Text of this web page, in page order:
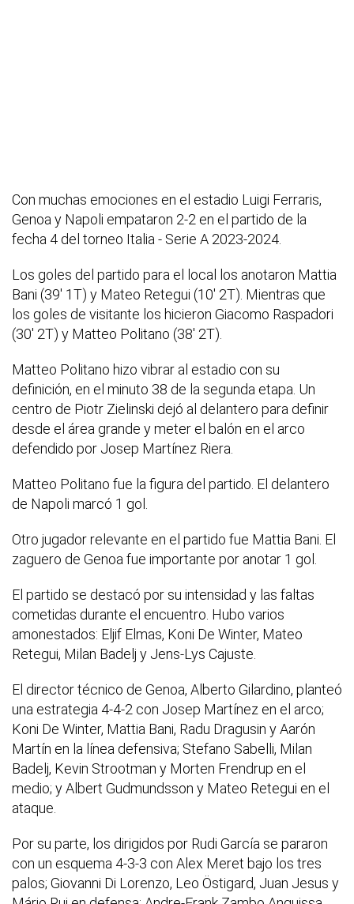
Con muchas emociones en el estadio Luigi Ferraris,
Genoa y Napoli empataron 2-2 en el partido de la
fecha 4 del torneo Italia - Serie A 2023-2024.
Los goles del partido para el local los anotaron Mattia
Bani (39' 1T) y Mateo Retegui (10' 2T). Mientras que
los goles de visitante los hicieron Giacomo Raspadori
(30' 2T) y Matteo Politano (38' 2T).
Matteo Politano hizo vibrar al estadio con su
definición, en el minuto 38 de la segunda etapa. Un
centro de Piotr Zielinski dejó al delantero para definir
desde el área grande y meter el balón en el arco
defendido por Josep Martínez Riera.
Matteo Politano fue la figura del partido. El delantero
de Napoli marcó 1 gol.
Otro jugador relevante en el partido fue Mattia Bani. El
zaguero de Genoa fue importante por anotar 1 gol.
El partido se destacó por su intensidad y las faltas
cometidas durante el encuentro. Hubo varios
amonestados: Eljif Elmas, Koni De Winter, Mateo
Retegui, Milan Badelj y Jens-Lys Cajuste.
El director técnico de Genoa, Alberto Gilardino, planteó
una estrategia 4-4-2 con Josep Martínez en el arco;
Koni De Winter, Mattia Bani, Radu Dragusin y Aarón
Martín en la línea defensiva; Stefano Sabelli, Milan
Badelj, Kevin Strootman y Morten Frendrup en el
medio; y Albert Gudmundsson y Mateo Retegui en el
ataque.
Por su parte, los dirigidos por Rudi García se pararon
con un esquema 4-3-3 con Alex Meret bajo los tres
palos; Giovanni Di Lorenzo, Leo Östigard, Juan Jesus y